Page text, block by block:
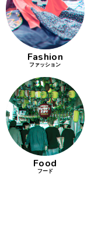
の文
化
とは応援
立ったら
行動
するよう
ザインを
Fashion
ファッション
Food
フード